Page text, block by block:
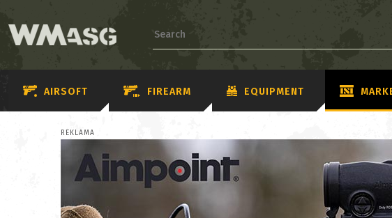
AIRSOFT FIREARM EQUIPMENT
REKLAMA